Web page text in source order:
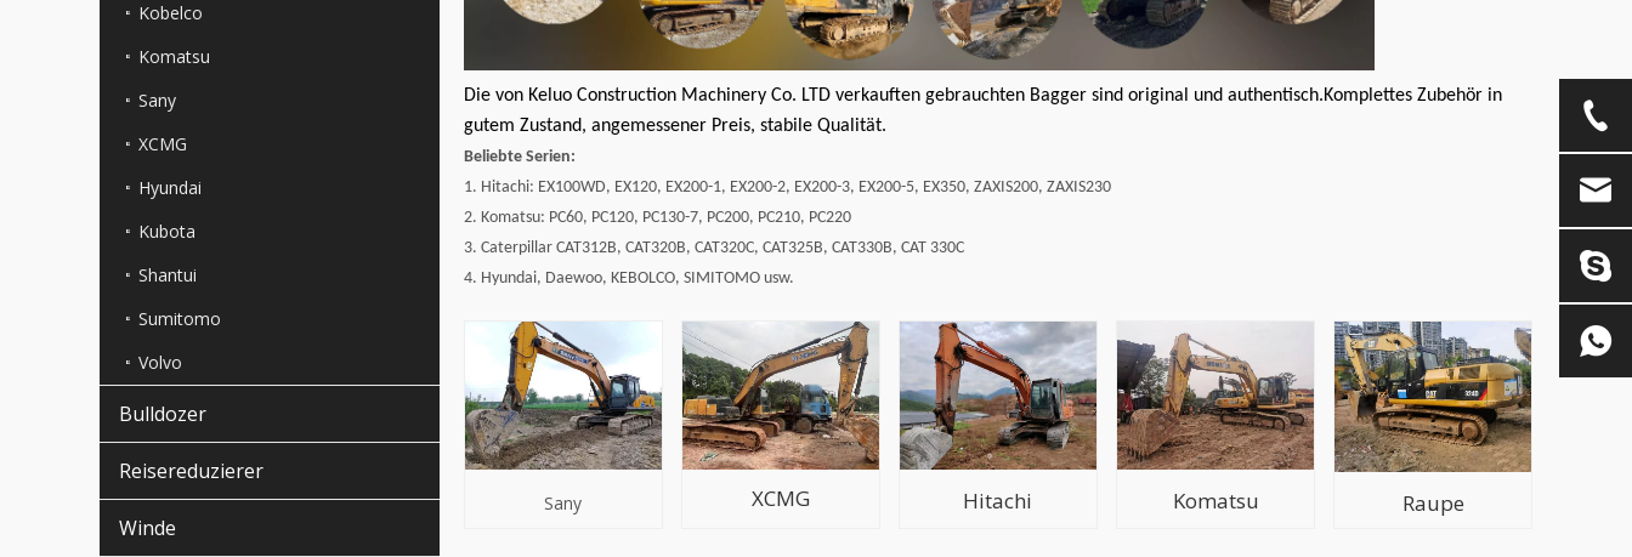
Kobelco
Komatsu
Sany
XCMG
Hyundai
Kubota
Shantui
Sumitomo
Volvo
Bulldozer
Reisereduzierer
Winde
Die von Keluo Construction Machinery Co. LTD verkauften gebrauchten Bagger sind original und authentisch.Komplettes Zubehör in
gutem Zustand, angemessener Preis, stabile Qualität.
Beliebte Serien:
1. Hitachi: EX100WD, EX120, EX200-1, EX200-2, EX200-3, EX200-5, EX350, ZAXIS200, ZAXIS230
2. Komatsu: PC60, PC120, PC130-7, PC200, PC210, PC220
3. Caterpillar CAT312B, CAT320B, CAT320C, CAT325B, CAT330B, CAT 330C
4. Hyundai, Daewoo, KEBOLCO, SIMITOMO usw.
Sany XCMG Hitachi Komatsu Raupe